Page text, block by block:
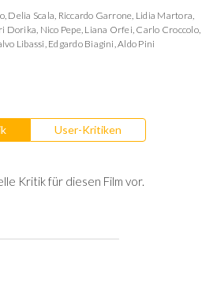
, Delia Scala, Riccardo Garrone, Lidia Martora,
Dorika, Nico Pepe, Liana Orfei, Carlo Croccolo,
Libassi, Edgardo Biagini,Aldo Pini
User-Kritiken
Kritik für diesen Film vor.